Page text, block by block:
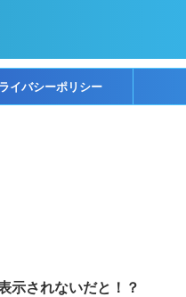
イバシーポリシー
されないだと！？